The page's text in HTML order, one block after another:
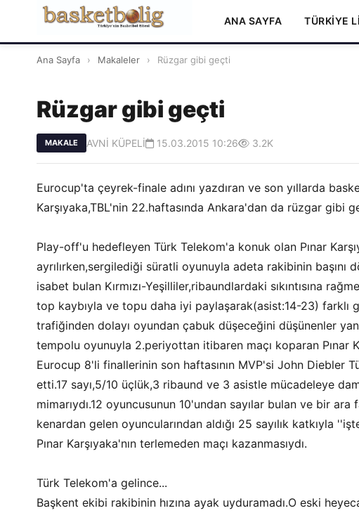
ANA SAYFA TÜRKİYE
Ana Sayfa › Makaleler › Rüzgar gibi geçti
Rüzgar gibi geçti
MAKALE AVNİ KÜPELİ 15.03.2015 10:26 3.2K
Eurocup'ta çeyrek-finale adını yazdıran ve son yıllarda
Karşıyaka,TBL'nin 22.haftasında Ankara'dan da rüzgar gibi
Play-off'u hedefleyen Türk Telekom'a konuk olan Pınar
ayrılırken,sergilediği süratli oyunuyla adeta rakibinin başını
isabet bulan Kırmızı-Yeşilliler,ribaundlardaki sıkıntısına
top kaybıyla ve topu daha iyi paylaşarak(asist:14-23) farklı
trafiğinden dolayı oyundan çabuk düşeceğini düşünenler
tempolu oyunuyla 2.periyottan itibaren maçı koparan Pınar
Eurocup 8'li finallerinin son haftasının MVP'si John Diebler
etti.17 sayı,5/10 üçlük,3 ribaund ve 3 asistle mücadeleye
mimarıydı.12 oyuncusunun 10'undan sayılar bulan ve bir ara
kenardan gelen oyuncularından aldığı 25 sayılık katkıyla
Pınar Karşıyaka'nın terlemeden maçı kazanmasıydı.
Türk Telekom'a gelince...
Başkent ekibi rakibinin hızına ayak uyduramadı.O eski